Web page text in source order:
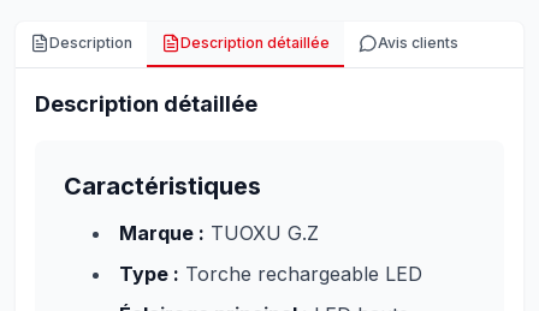
Description Description détaillée Avis clients
Description détaillée
Caractéristiques
Marque : TUOXU G.Z
Type : Torche rechargeable LED